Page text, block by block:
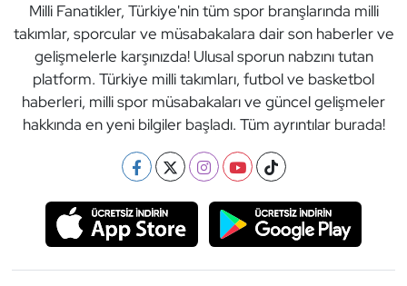
Milli Fanatikler, Türkiye'nin tüm spor branşlarında milli
takımlar, sporcular ve müsabakalara dair son haberler ve
gelişmelerle karşınızda! Ulusal sporun nabzını tutan
platform. Türkiye milli takımları, futbol ve basketbol
haberleri, milli spor müsabakaları ve güncel gelişmeler
hakkında en yeni bilgiler başladı. Tüm ayrıntılar burada!